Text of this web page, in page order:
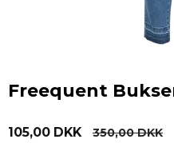
Freequent
105,00 DKK 350,00 DKK